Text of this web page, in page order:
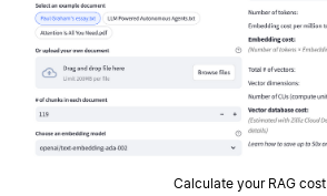
Calculate your RAG cost